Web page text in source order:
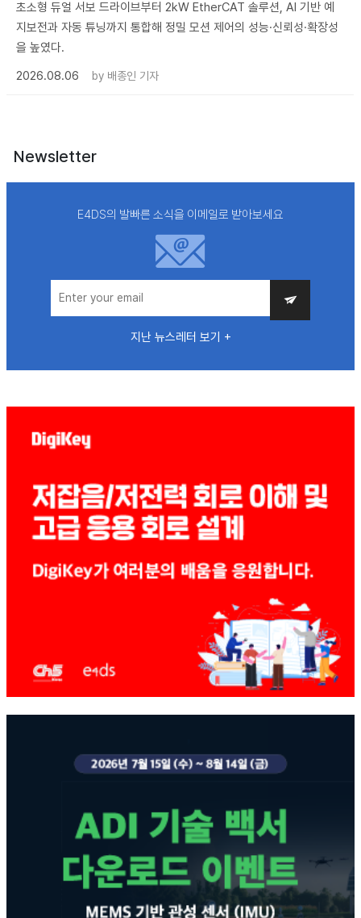
초소형 듀얼 서보 드라이브부터 2kW EtherCAT 솔루션, AI 기반 예
지보전과 자동 튜닝까지 통합해 정밀 모션 제어의 성능·신뢰성·확장성
을 높였다.
2026.08.06
by 배종인 기자
Newsletter
E4DS의 발빠른 소식을 이메일로 받아보세요
지난 뉴스레터 보기 +